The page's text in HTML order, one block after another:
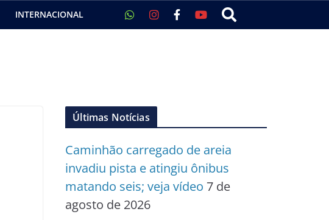
INTERNACIONAL
Últimas Notícias
Caminhão carregado de areia
invadiu pista e atingiu ônibus
matando seis; veja vídeo 7 de
agosto de 2026